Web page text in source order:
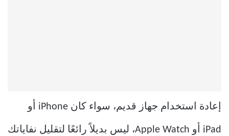
إعادة استخدام جهاز قديم، سواء كان iPhone أو
iPad أو Apple Watch، ليس بديلاً رائعًا لتقليل نفاياتك